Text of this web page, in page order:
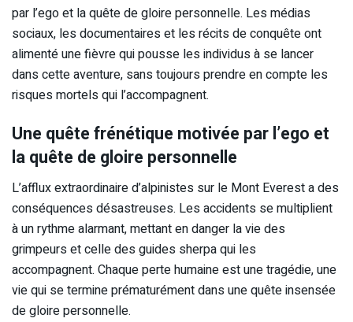
par l’ego et la quête de gloire personnelle. Les médias
sociaux, les documentaires et les récits de conquête ont
alimenté une fièvre qui pousse les individus à se lancer
dans cette aventure, sans toujours prendre en compte les
risques mortels qui l’accompagnent.
Une quête frénétique motivée par l’ego et
la quête de gloire personnelle
L’afflux extraordinaire d’alpinistes sur le Mont Everest a des
conséquences désastreuses. Les accidents se multiplient
à un rythme alarmant, mettant en danger la vie des
grimpeurs et celle des guides sherpa qui les
accompagnent. Chaque perte humaine est une tragédie, une
vie qui se termine prématurément dans une quête insensée
de gloire personnelle.